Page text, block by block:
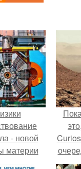
- новой
материи